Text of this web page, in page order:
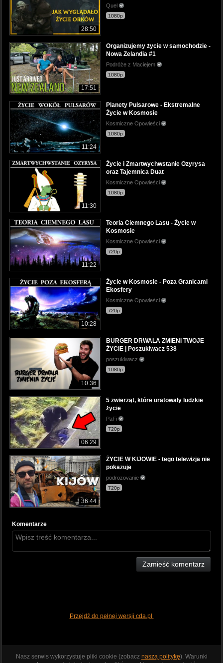
28:50
Quel
1080p
17:51
Organizujemy życie w samochodzie -
Nowa Zelandia #1
Podróże z Maciejem
1080p
11:24
Planety Pulsarowe - Ekstremalne
Życie w Kosmosie
Kosmiczne Opowieści
1080p
11:30
Życie i Zmartwychwstanie Ozyrysa
oraz Tajemnica Duat
Kosmiczne Opowieści
1080p
11:22
Teoria Ciemnego Lasu - Życie w
Kosmosie
Kosmiczne Opowieści
720p
10:28
Życie w Kosmosie - Poza Granicami
Ekosfery
Kosmiczne Opowieści
720p
10:36
BURGER DRWALA ZMIENI TWOJE
ŻYCIE | Poszukiwacz 538
poszukiwacz
1080p
06:29
5 zwierząt, które uratowały ludzkie
życie
PaFi
720p
36:44
ŻYCIE W KIJOWIE - tego telewizja nie
pokazuje
podrozovanie
720p
Komentarze
Zamieść komentarz
Przejdź do pełnej wersji cda.pl
Nasz serwis wykorzystuje pliki cookie (zobacz naszą politykę). Warunki